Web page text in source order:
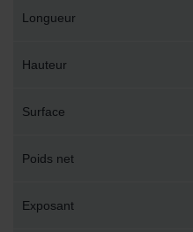
Longueur
Hauteur
Surface
Poids net
Exposant